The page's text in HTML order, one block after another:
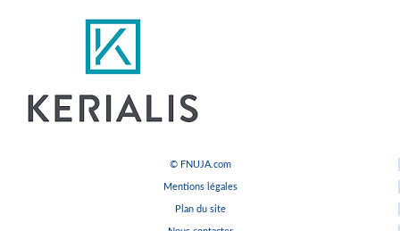
© FNUJA.com
Mentions légales
Plan du site